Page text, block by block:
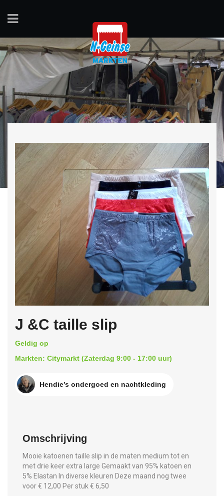
J &C taille slip
Geldig op
Markten: Citymarkt (Zaterdag 9:00 - 17:00 uur)
Hendie’s ondergoed en nachtkleding
Omschrijving
Mooie katoenen taille slip in de maten medium tot en
met drie keer extra large Gemaakt van 95% katoen en
5% Elastan In diverse kleuren Deze maand nog twee
voor € 12,00 Per stuk € 6,50